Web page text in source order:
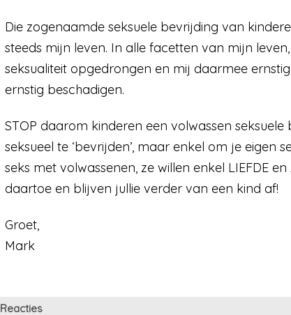
Die zogenaamde seksuele bevrijding van
steeds mijn leven. In alle facetten van mijn
seksualiteit opgedrongen en mij daarmee
ernstig beschadigen.
STOP daarom kinderen een volwassen
seksueel te ‘bevrijden’, maar enkel om je eigen
seks met volwassenen, ze willen enkel LIEFDE
daartoe en blijven jullie verder van een kind af!
Groet,
Mark
Reacties